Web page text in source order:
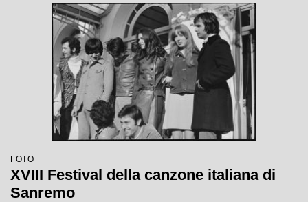
FOTO
XVIII Festival della canzone italiana di
Sanremo